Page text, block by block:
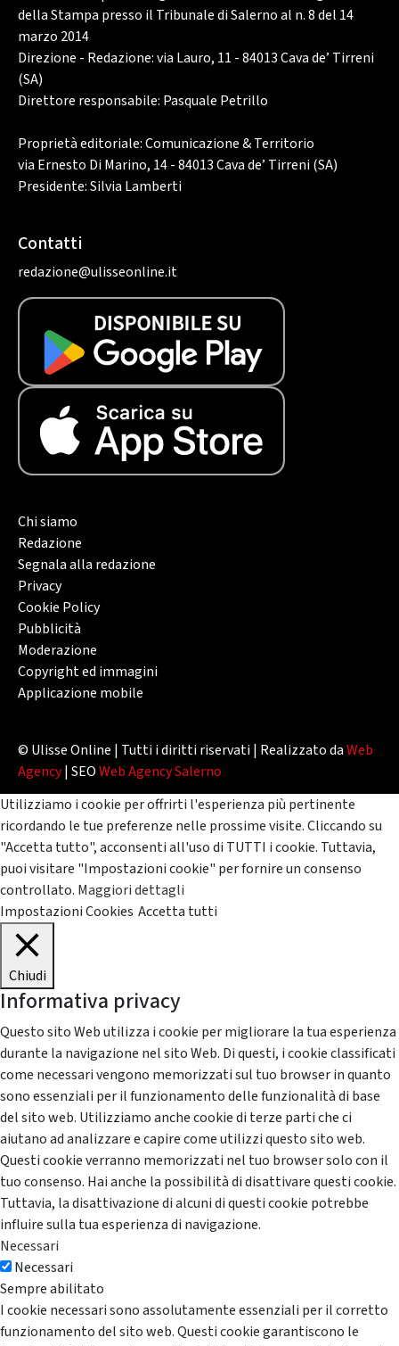
della Stampa presso il Tribunale di Salerno al n. 8 del 14
marzo 2014
Direzione - Redazione: via Lauro, 11 - 84013 Cava de’ Tirreni
(SA)
Direttore responsabile: Pasquale Petrillo
Proprietà editoriale: Comunicazione & Territorio
via Ernesto Di Marino, 14 - 84013 Cava de’ Tirreni (SA)
Presidente: Silvia Lamberti
Contatti
redazione@ulisseonline.it
Chi siamo
Redazione
Segnala alla redazione
Privacy
Cookie Policy
Pubblicità
Moderazione
Copyright ed immagini
Applicazione mobile
© Ulisse Online | Tutti i diritti riservati | Realizzato daWeb
Agency| SEOWeb Agency Salerno
Utilizziamo i cookie per offrirti l'esperienza più pertinente
ricordando le tue preferenze nelle prossime visite. Cliccando su
"Accetta tutto", acconsenti all'uso di TUTTI i cookie. Tuttavia,
puoi visitare "Impostazioni cookie" per fornire un consenso
controllato. Maggiori dettagli
Impostazioni Cookies Accetta tutti
Chiudi
Informativa privacy
Questo sito Web utilizza i cookie per migliorare la tua esperienza
durante la navigazione nel sito Web. Di questi, i cookie classificati
come necessari vengono memorizzati sul tuo browser in quanto
sono essenziali per il funzionamento delle funzionalità di base
del sito web. Utilizziamo anche cookie di terze parti che ci
aiutano ad analizzare e capire come utilizzi questo sito web.
Questi cookie verranno memorizzati nel tuo browser solo con il
tuo consenso. Hai anche la possibilità di disattivare questi cookie.
Tuttavia, la disattivazione di alcuni di questi cookie potrebbe
influire sulla tua esperienza di navigazione.
Necessari
Necessari
Sempre abilitato
I cookie necessari sono assolutamente essenziali per il corretto
funzionamento del sito web. Questi cookie garantiscono le